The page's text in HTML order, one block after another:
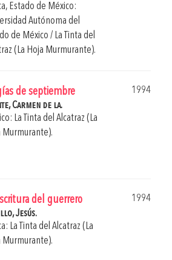
Estado de México:
Autónoma del
de México / La Tinta del
(La Hoja Murmurante).
de septiembre
1994
Carmen de la.
La Tinta del Alcatraz (La
Murmurante).
del guerrero
1994
Jesús.
La Tinta del Alcatraz (La
Murmurante).